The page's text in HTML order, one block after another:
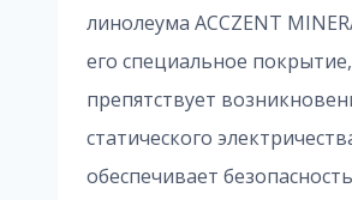
линолеума ACCZENT
его специальное
препятствует
статического
обеспечивает